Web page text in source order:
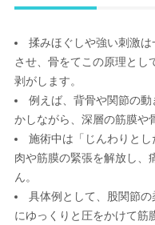
揉みほぐしや強い刺激
させ、骨をてこの原理とし
剥がします。
例えば、背骨や関節の
かしながら、深層の筋膜や
施術中は「じんわりと
肉や筋膜の緊張を解放し、
ん。
具体例として、股関節
にゆっくりと圧をかけて筋